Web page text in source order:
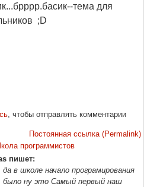
тема для
;D
, чтобы отправлять комментарии
Постоянная ссылка (Permalink)
программистов
пишет:
да в школе начало програмирования
было ну это Самый первый наш